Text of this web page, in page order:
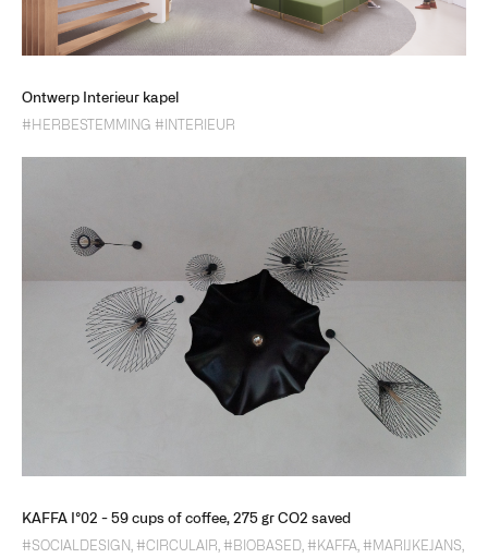
Ontwerp Interieur kapel
#HERBESTEMMING #INTERIEUR
KAFFA I°02 - 59 cups of coffee, 275 gr CO2 saved
#SOCIALDESIGN #CIRCULAIR #BIOBASED #KAFFA #MARIJKEJANS